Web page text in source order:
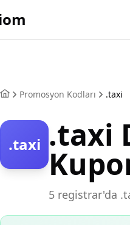
Promosyon Kodları .taxi
.taxi .taxi
5 registrar'da